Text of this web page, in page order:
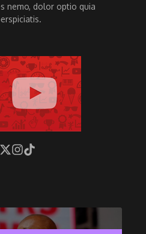
nemo, dolor optio quia